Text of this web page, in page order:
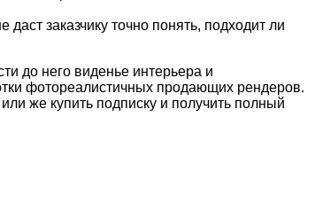
заказчику точно понять, подходит ли
до него виденье интерьера и
фотореалистичных продающих рендеров.
же купить подписку и получить полный